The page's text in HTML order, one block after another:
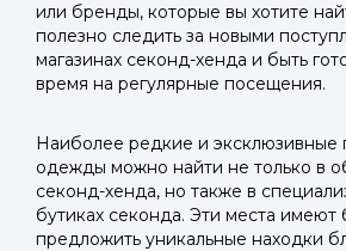
или бренды, которые вы хотите
полезно следить за новыми
магазинах секонд-хенда и быть
время на регулярные посещения.
Наиболее редкие и эксклюзивные
одежды можно найти не только в
секонд-хенда, но также в
бутиках секонда. Эти места
предложить уникальные находки